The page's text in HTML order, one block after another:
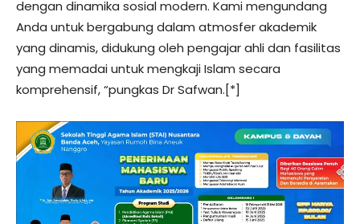
dengan dinamika sosial modern. Kami mengundang
Anda untuk bergabung dalam atmosfer akademik
yang dinamis, didukung oleh pengajar ahli dan fasilitas
yang memadai untuk mengkaji Islam secara
komprehensif, “pungkas Dr Safwan.[*]